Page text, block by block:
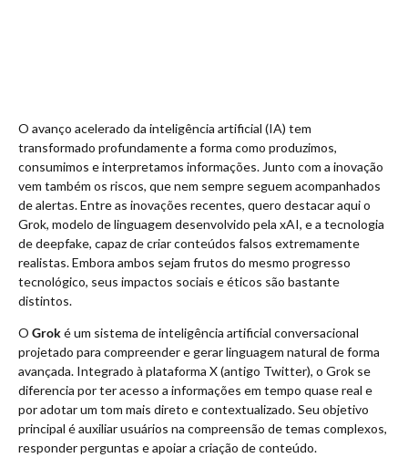
O avanço acelerado da inteligência artificial (IA) tem
transformado profundamente a forma como produzimos,
consumimos e interpretamos informações. Junto com a inovação
vem também os riscos, que nem sempre seguem acompanhados
de alertas. Entre as inovações recentes, quero destacar aqui o
Grok, modelo de linguagem desenvolvido pela xAI, e a tecnologia
de deepfake, capaz de criar conteúdos falsos extremamente
realistas. Embora ambos sejam frutos do mesmo progresso
tecnológico, seus impactos sociais e éticos são bastante
distintos.
O Groké um sistema de inteligência artificial conversacional
projetado para compreender e gerar linguagem natural de forma
avançada. Integrado à plataforma X (antigo Twitter), o Grok se
diferencia por ter acesso a informações em tempo quase real e
por adotar um tom mais direto e contextualizado. Seu objetivo
principal é auxiliar usuários na compreensão de temas complexos,
responder perguntas e apoiar a criação de conteúdo.